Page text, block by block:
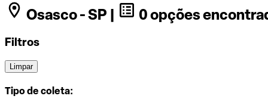
Osasco - SP | 0 opções
Filtros
Limpar
Tipo de coleta: